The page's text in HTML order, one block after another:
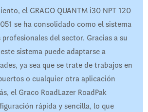
el GRACO QUANTM i30 NPT 120
se ha consolidado como el sistema
del sector. Gracias a su
sistema puede adaptarse a
ya sea que se trate de trabajos en
o cualquier otra aplicación
el Graco RoadLazer RoadPak
rápida y sencilla, lo que